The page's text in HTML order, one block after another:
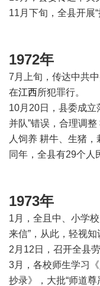
11月下旬，全县开展“
1972年
7月上旬，传达中共
在江西所犯罪行。
10月20日，县委成立
并队”错误，合理调
人饲养 耕牛、生猪，
同年，全县有29个人
1973年
1月，全且中、小学
来信”，从此，轻视知
2月12日，召开全县
3月，各校师生学习
抄录》，大批“师道尊